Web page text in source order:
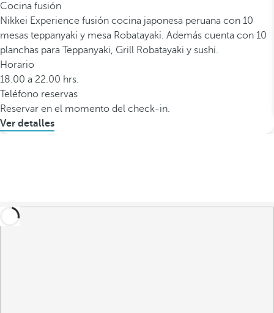
Cocina fusión
Nikkei Experience fusión cocina japonesa peruana con 10
mesas teppanyaki y mesa Robatayaki. Además cuenta con 10
planchas para Teppanyaki, Grill Robatayaki y sushi.
Horario
18.00 a 22.00 hrs.
Teléfono reservas
Reservar en el momento del check-in.
Ver detalles